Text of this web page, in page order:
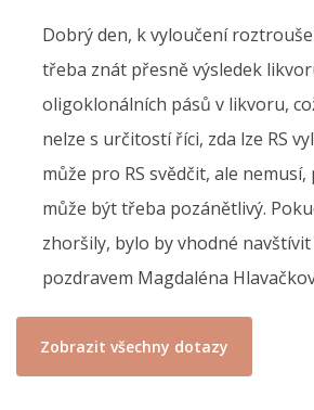
Dobrý den, k vyloučení
třeba znát přesně výsledek
oligoklonálních pásů v likvoru,
nelze s určitostí říci, zda lze RS
může pro RS svědčit, ale
může být třeba pozánětlivý.
zhoršily, bylo by vhodné
pozdravem Magdaléna
Zobrazit všechny dotazy